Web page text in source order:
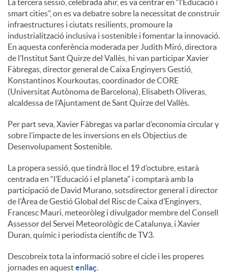
La tercera sessió, celebrada ahir, es va centrar en “l’Educació i
smart cities”, on es va debatre sobre la necessitat de construir
infraestructures i ciutats resilients, promoure la
industrialització inclusiva i sostenible i fomentar la innovació.
En aquesta conferència moderada per Judith Miró, directora
de l’Institut Sant Quirze del Vallès, hi van participar Xavier
Fàbregas, director general de Caixa Enginyers Gestió,
Konstantinos Kourkoutas, coordinador de CORE
(Universitat Autònoma de Barcelona), Elisabeth Oliveras,
alcaldessa de l’Ajuntament de Sant Quirze del Vallès.
Per part seva, Xavier Fàbregas va parlar d’economia circular y
sobre l’impacte de les inversions en els Objectius de
Desenvolupament Sostenible.
La propera sessió, que tindrà lloc el 19 d’octubre, estarà
centrada en “l’Educació i el planeta” i comptarà amb la
participació de David Murano, sotsdirector general i director
de l’Àrea de Gestió Global del Risc de Caixa d’Enginyers,
Francesc Mauri, meteoròleg i divulgador membre del Consell
Assessor del Servei Meteorològic de Catalunya, i Xavier
Duran, químic i periodista científic de TV3.
Descobreix tota la informació sobre el cicle i les properes
jornades en aquestenllaç.